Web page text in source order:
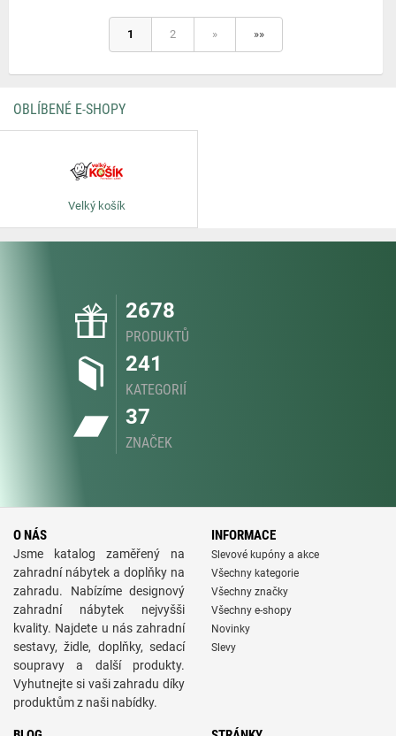
1 2 » »»
OBLÍBENÉ E-SHOPY
Velký košík
2678
PRODUKTŮ
241
KATEGORIÍ
37
ZNAČEK
O NÁS
Jsme katalog zaměřený na
zahradní nábytek a doplňky na
zahradu. Nabízíme designový
zahradní nábytek nejvyšši
kvality. Najdete u nás zahradní
sestavy, židle, doplňky, sedací
soupravy a další produkty.
Vyhutnejte si vaši zahradu díky
produktům z naši nabídky.
INFORMACE
Slevové kupóny a akce
Všechny kategorie
Všechny značky
Všechny e-shopy
Novinky
Slevy